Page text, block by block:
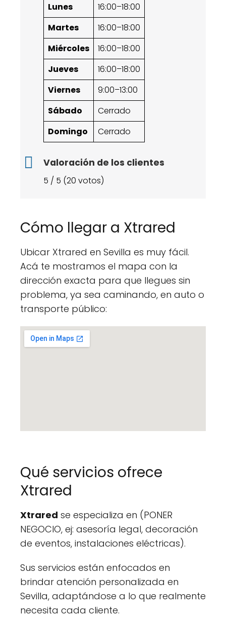
Lunes
16:00–18:00
Martes
16:00–18:00
Miércoles
16:00–18:00
Jueves
16:00–18:00
Viernes
9:00–13:00
Sábado
Cerrado
Domingo
Cerrado
Valoración de los clientes
5 / 5 (20 votos)
Cómo llegar a Xtrared
Ubicar Xtrared en Sevilla es muy fácil.
Acá te mostramos el mapa con la
dirección exacta para que llegues sin
problema, ya sea caminando, en auto o
transporte público:
Qué servicios ofrece
Xtrared
Xtrared se especializa en (PONER
NEGOCIO, ej: asesoría legal, decoración
de eventos, instalaciones eléctricas).
Sus servicios están enfocados en
brindar atención personalizada en
Sevilla, adaptándose a lo que realmente
necesita cada cliente.